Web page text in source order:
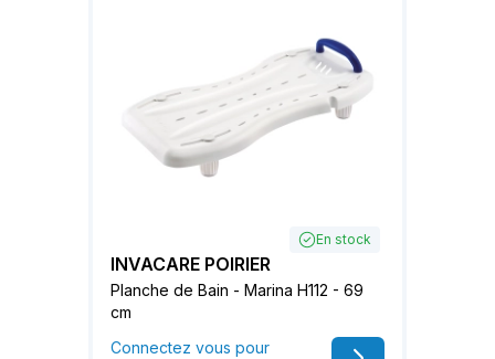
En stock
INVACARE POIRIER
Planche de Bain - Marina H112 - 69
cm
Connectez vous pour